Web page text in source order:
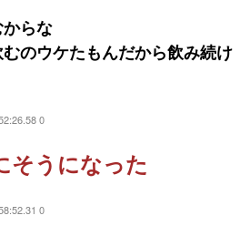
らな
のウケたもんだから飲み続け
0
そうになった
0